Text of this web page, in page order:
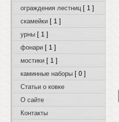
ограждения лестниц [ 1 ]
скамейки [ 1 ]
урны [ 1 ]
фонари [ 1 ]
мостики [ 1 ]
каминные наборы [ 0 ]
Статьи о ковке
О сайте
Контакты